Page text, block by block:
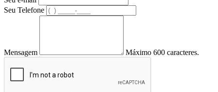
Seu Telefone
Mensagem Máximo 600 caracteres.